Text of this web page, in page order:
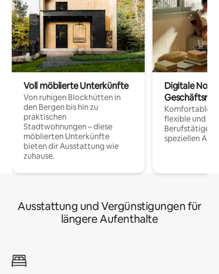
Voll möblierte Unterkünfte
Von ruhigen Blockhütten in
den Bergen bis hin zu
praktischen
Stadtwohnungen – diese
möblierten Unterkünfte
bieten dir Ausstattung wie
zuhause.
Digitale
Komfortable
flexible und
Berufstätige
speziellen
Ausstattung und Vergünstigungen für
längere Aufenthalte